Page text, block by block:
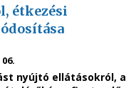
étkezési
nyújtó ellátásokról, a